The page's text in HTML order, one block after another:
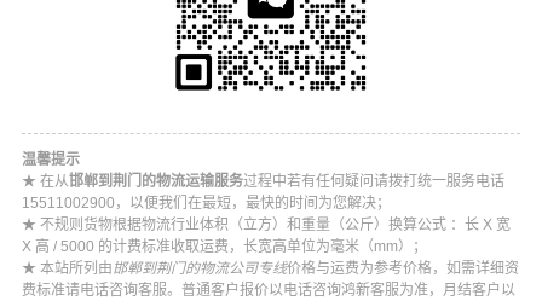
温馨提示
★ 在从邯郸到荆门的物流运输服务过程中若有任何疑问请拨打统一服务电话
15511002900，以便我们在最短，最快的时间为您解决；
★ 不规则货物根据物流行业体积（立方）和重量（公斤）换算公式 ：长 X 宽
X 高 / 5000 的计费标准收取运费，长宽高单位为毫米（mm）；
★ 本站所列由邯郸到荆门的物流公司专线价格与运费为参考价格，如需详细资
费标准请电话咨询客服。普通客户报价以电话咨询鸿新客服为准，月结客户以